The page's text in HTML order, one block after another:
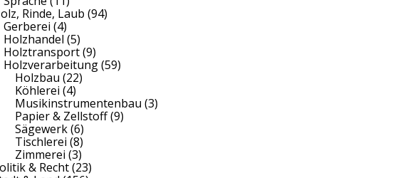
Rinde, Laub (94)
Gerberei (4)
Holzhandel (5)
Holztransport(9)
Holzverarbeitung(59)
Holzbau (22)
Köhlerei (4)
Musikinstrumentenbau (3)
Papier & Zellstoff(9)
Sägewerk(6)
Tischlerei (8)
Zimmerei (3)
& Recht(23)